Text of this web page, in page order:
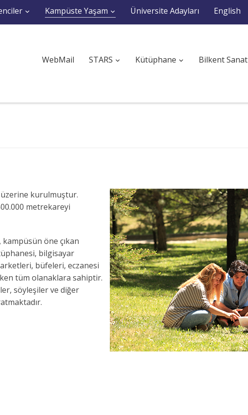
Kampüste Yaşam Üniversite Adayları English
WebMail STARS Kütüphane Bilkent Sanat
üzerine kurulmuştur.
metrekareyi
öne çıkan
bilgisayar
büfeleri, eczanesi
tüm olanaklara sahiptir.
söyleşiler ve diğer